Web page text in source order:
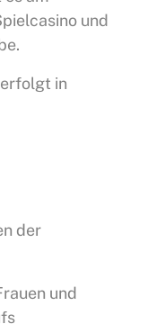
und
in
der
und